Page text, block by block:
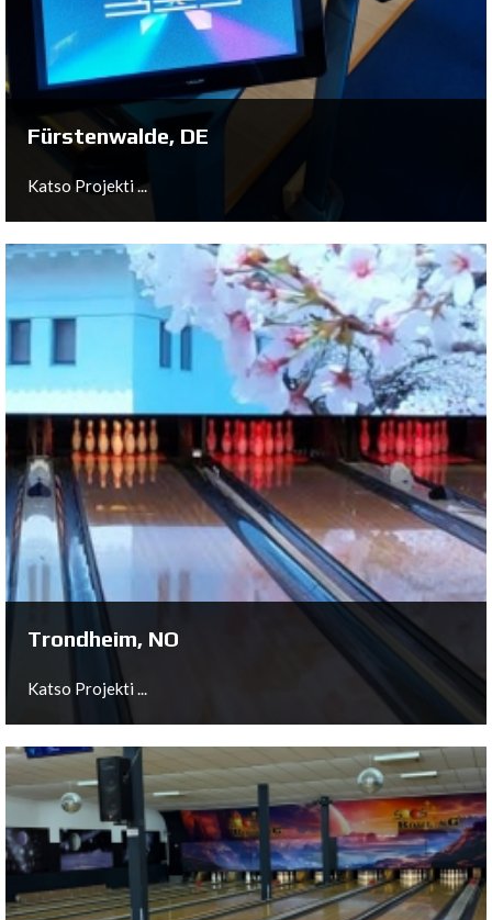
Katso Projekti ...
Fürstenwalde, DE
Katso Projekti ...
Fürstenwalde, DE
Katso Projekti ...
Trondheim, NO
Katso Projekti ...